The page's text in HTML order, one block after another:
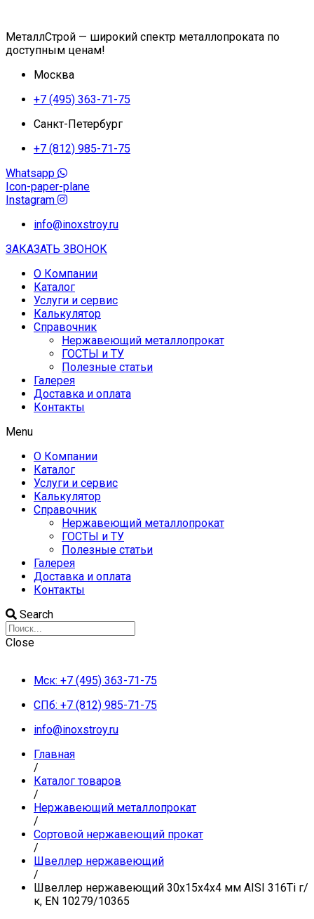
МеталлСтрой — широкий спектр металлопроката по
доступным ценам!
Москва
+7 (495) 363-71-75
Санкт-Петербург
+7 (812) 985-71-75
Whatsapp
Icon-paper-plane
Instagram
info@inoxstroy.ru
ЗАКАЗАТЬ ЗВОНОК
О Компании
Каталог
Услуги и сервис
Калькулятор
Справочник
Нержавеющий металлопрокат
ГОСТЫ и ТУ
Полезные статьи
Галерея
Доставка и оплата
Контакты
Menu
О Компании
Каталог
Услуги и сервис
Калькулятор
Справочник
Нержавеющий металлопрокат
ГОСТЫ и ТУ
Полезные статьи
Галерея
Доставка и оплата
Контакты
Search
Close
Мск: +7 (495) 363-71-75
СПб: +7 (812) 985-71-75
info@inoxstroy.ru
Главная
/
Каталог товаров
/
Нержавеющий металлопрокат
/
Сортовой нержавеющий прокат
/
Швеллер нержавеющий
/
Швеллер нержавеющий 30х15х4х4 мм AISI 316Ti г/
к, EN 10279/10365